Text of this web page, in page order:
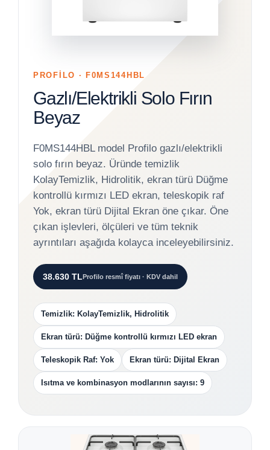
PROFİLO · F0MS144HBL
Gazlı/Elektrikli Solo Fırın
Beyaz
F0MS144HBL model Profilo gazlı/elektrikli
solo fırın beyaz. Üründe temizlik
KolayTemizlik, Hidrolitik, ekran türü Düğme
kontrollü kırmızı LED ekran, teleskopik raf
Yok, ekran türü Dijital Ekran öne çıkar. Öne
çıkan işlevleri, ölçüleri ve tüm teknik
ayrıntıları aşağıda kolayca inceleyebilirsiniz.
38.630 TLProfilo resmî fiyatı · KDV dahil
Temizlik: KolayTemizlik, Hidrolitik
Ekran türü: Düğme kontrollü kırmızı LED ekran
Teleskopik Raf: Yok Ekran türü: Dijital Ekran
Isıtma ve kombinasyon modlarının sayısı: 9